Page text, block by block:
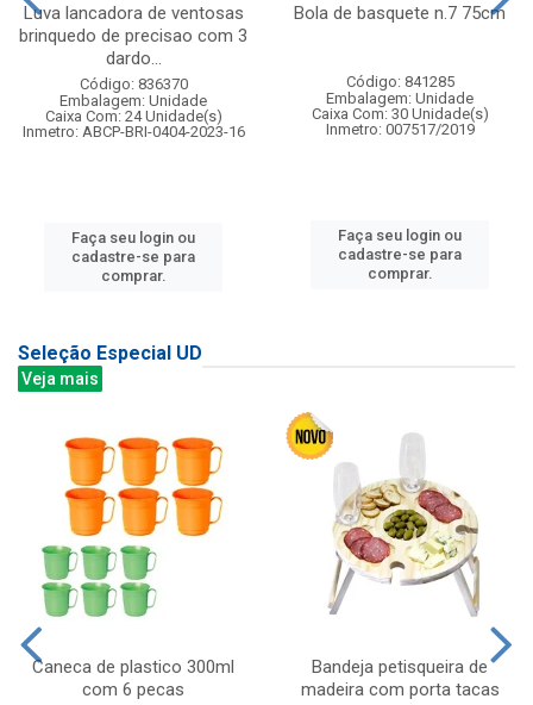
Luva lancadora de ventosas
brinquedo de precisao com 3
dardo...
Código: 836370
Embalagem: Unidade
Caixa Com: 24 Unidade(s)
Inmetro: ABCP-BRI-0404-2023-16
Faça seu login ou
cadastre-se para
comprar.
Bola de basquete n.7 75cm
Código: 841285
Embalagem: Unidade
Caixa Com: 30 Unidade(s)
Inmetro: 007517/2019
Faça seu login ou
cadastre-se para
comprar.
Seleção Especial UD
Veja mais
Caneca de plastico 300ml
com 6 pecas
Bandeja petisqueira de
madeira com porta tacas